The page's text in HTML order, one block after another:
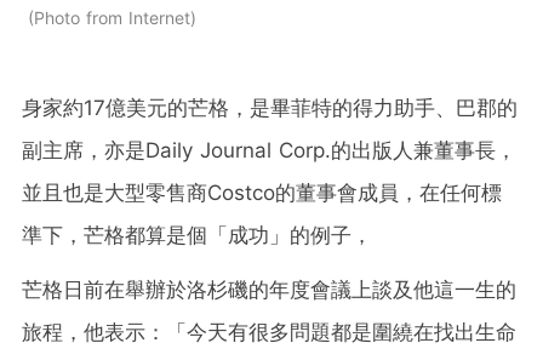
Photo from Internet
身家約17億美元的芒格，是畢菲特的得力助手、巴郡的
副主席，亦是Daily Journal Corp.的出版人兼董事長，
並且也是大型零售商Costco的董事會成員，在任何標
準下，芒格都算是個「成功」的例子，
芒格日前在舉辦於洛杉磯的年度會議上談及他這一生的
旅程，他表示：「今天有很多問題都是圍繞在找出生命